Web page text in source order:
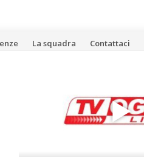
La squadra Contattaci